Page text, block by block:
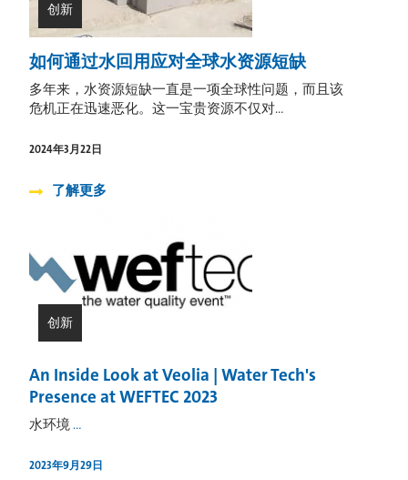
创新
如何通过水回用应对全球水资源短缺
多年来，水资源短缺一直是一项全球性问题，而且该
危机正在迅速恶化。这一宝贵资源不仅对...
2024年3月22日
了解更多
创新
An Inside Look at Veolia | Water Tech's
Presence at WEFTEC 2023
水环境 …
2023年9月29日